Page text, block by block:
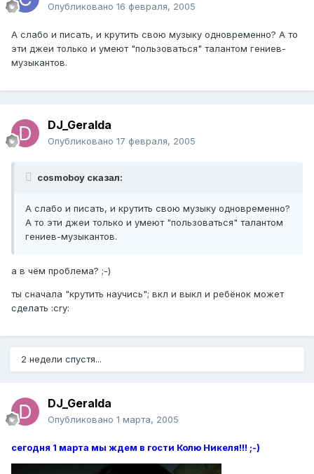
Опубликовано 16 февраля, 2005
А слабо и писать, и крутить свою музыку одновременно? А то
эти джеи только и умеют "пользоваться" талантом гениев-
музыкантов.
DJ_Geralda
Опубликовано 17 февраля, 2005
cosmoboy сказал:
А слабо и писать, и крутить свою музыку одновременно?
А то эти джеи только и умеют "пользоваться" талантом
гениев-музыкантов.
а в чём проблема? ;-)
ты сначала "крутить научись"; вкл и выкл и ребёнок может
сделать :cry:
2 недели спустя...
DJ_Geralda
Опубликовано 1 марта, 2005
сегодня 1 марта мы ждем в гости Колю Никеля!!! ;-)